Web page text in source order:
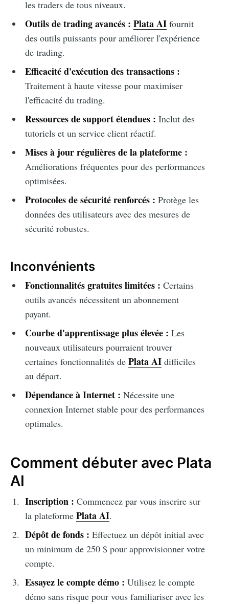
les traders de tous niveaux.
Outils de trading avancés : Plata AIfournit
des outils puissants pour améliorer l'expérience
de trading.
Efficacité d'exécution des transactions :
Traitement à haute vitesse pour maximiser
l'efficacité du trading.
Ressources de support étendues : Inclut des
tutoriels et un service client réactif.
Mises à jour régulières de la plateforme :
Améliorations fréquentes pour des performances
optimisées.
Protocoles de sécurité renforcés : Protège les
données des utilisateurs avec des mesures de
sécurité robustes.
Inconvénients
Fonctionnalités gratuites limitées : Certains
outils avancés nécessitent un abonnement
payant.
Courbe d'apprentissage plus élevée : Les
nouveaux utilisateurs pourraient trouver
certaines fonctionnalités de Plata AIdifficiles
au départ.
Dépendance à Internet : Nécessite une
connexion Internet stable pour des performances
optimales.
Comment débuter avec Plata
AI
Inscription : Commencez par vous inscrire sur
la plateforme Plata AI.
Dépôt de fonds : Effectuez un dépôt initial avec
un minimum de 250 $ pour approvisionner votre
compte.
Essayez le compte démo : Utilisez le compte
démo sans risque pour vous familiariser avec les